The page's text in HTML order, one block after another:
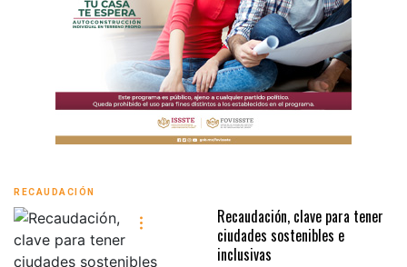
RECAUDACIÓN
Recaudación, clave para tener
ciudades sostenibles e
inclusivas